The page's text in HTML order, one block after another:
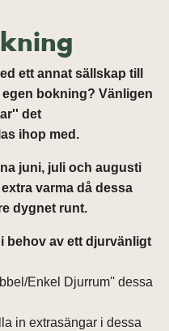
ett annat sällskap till
bokning? Vänligen
det
ihop med.
juni, juli och augusti
varma då dessa
dygnet runt.
behov av ett djurvänligt
Enkel Djurrum'' dessa
in extrasängar i dessa